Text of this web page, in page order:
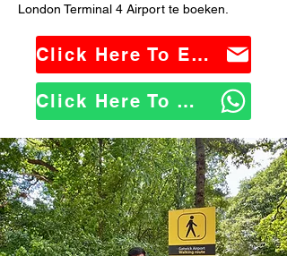
London Terminal 4 Airport te boeken.
Click Here To Email Us
Click Here To WhatsApp Us